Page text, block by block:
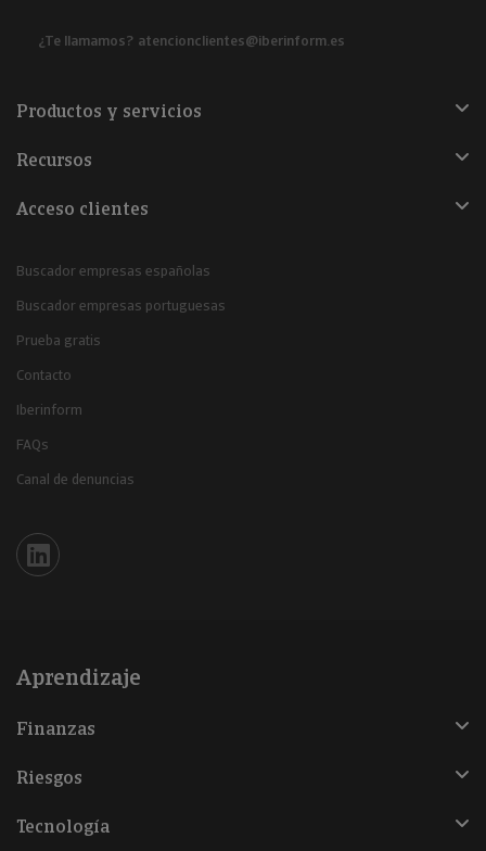
¿Te llamamos? atencionclientes@iberinform.es
Productos y servicios
Recursos
Acceso clientes
Buscador empresas españolas
Buscador empresas portuguesas
Prueba gratis
Contacto
Iberinform
FAQs
Canal de denuncias
Iberinform en Linkedin
Aprendizaje
Finanzas
Riesgos
Tecnología